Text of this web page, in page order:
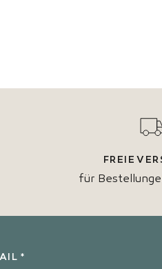
FREIE
für
*